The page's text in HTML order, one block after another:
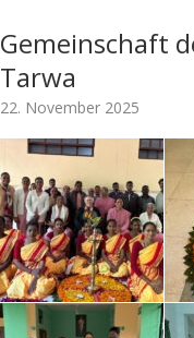
Gemeinschaft
Tarwa
22. November 2025